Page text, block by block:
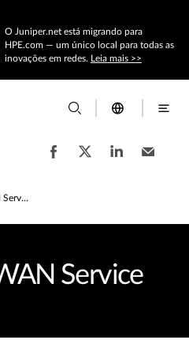
O Juniper.net está migrando para
HPE.com — um único local para todas as
inovações em redes. Leia mais >>
Juniper SD-WAN Service Solution
Service